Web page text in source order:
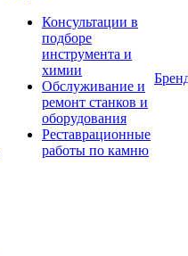
Консультации в
подборе
инструмента и
химии
Обслуживание и
ремонт станков и
оборудования
Реставрационные
работы по камню